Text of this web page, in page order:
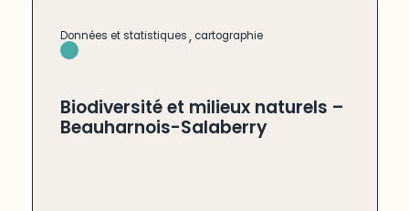
Données et statistiques, cartographie
Biodiversité et milieux naturels –
Beauharnois-Salaberry